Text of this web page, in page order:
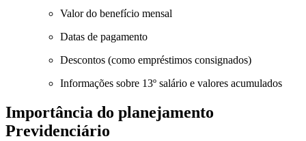
Valor do benefício mensal
Datas de pagamento
Descontos (como empréstimos consignados)
Informações sobre 13º salário e valores acumulados
Importância do planejamento
Previdenciário